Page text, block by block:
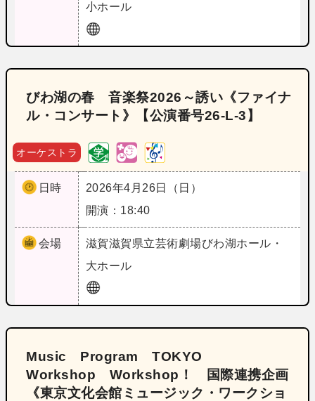
小ホール
びわ湖の春 音楽祭2026～誘い《ファイナ
ル・コンサート》【公演番号26‐L‐3】
オーケストラ
日時
2026年4月26日（日）
開演：18:40
会場 滋賀滋賀県立芸術劇場びわ湖ホール・
大ホール
Music Program TOKYO
Workshop Workshop！ 国際連携企画
《東京文化会館ミュージック・ワークショ